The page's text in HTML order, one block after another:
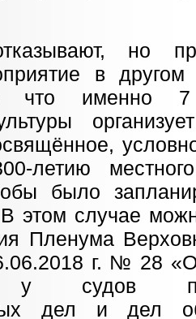
но
в
что именно 7
летию
было
этом случае
Пленума
г. № 28
у судов
дел и дел